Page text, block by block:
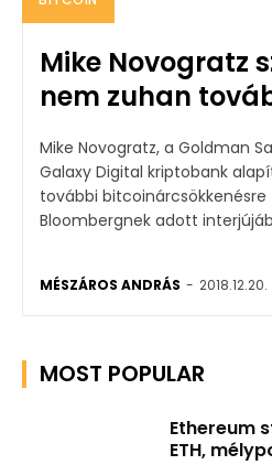
Mike Novogratz
nem zuhan
Mike Novogratz, a Goldman
Galaxy Digital kriptobank
további bitcoinárcsökkenésre
Bloombergnek adott
MÉSZÁROS ANDRÁS - 2018.12.20.
MOST POPULAR
Ethereum
ETH,